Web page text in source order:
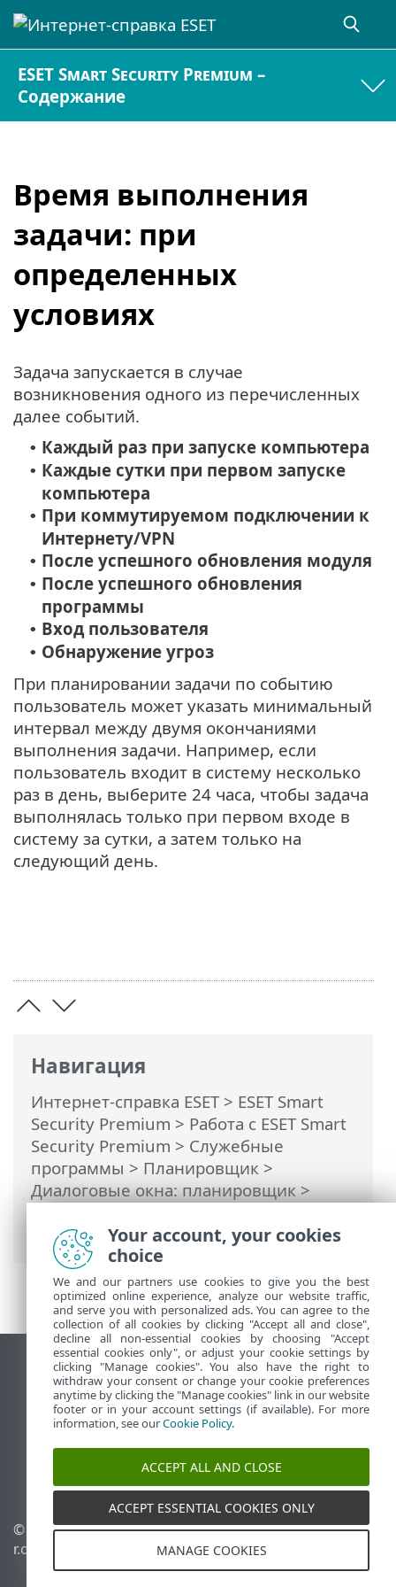
ESET Smart Security Premium –
Содержание
Время выполнения
задачи: при
определенных
условиях
Навигация
Интернет-справка ESET> ESET Smart
Security Premium > Работа с ESET Smart
Security Premium > Служебные
программы > Планировщик >
Диалоговые окна: планировщик >
определенных условиях
Задача запускается в случае
возникновения одного из перечисленных
далее событий.
• Каждый раз при запуске компьютера
• Каждые сутки при первом запуске
компьютера
• При коммутируемом подключении к
Интернету/VPN
• После успешного обновления модуля
• После успешного обновления
программы
• Вход пользователя
• Обнаружение угроз
При планировании задачи по событию
пользователь может указать минимальный
интервал между двумя окончаниями
выполнения задачи. Например, если
пользователь входит в систему несколько
раз в день, выберите 24 часа, чтобы задача
выполнялась только при первом входе в
систему за сутки, а затем только на
следующий день.
Использовать сайт для ПК
End of Life
База знаний ESET
ESET Status Portal
Региональная поддержка
© 1992 - 2025 ESET, spol. s
r.o. - Все права защищены.
Управлять файлами
Политика в отношении
Your account, your cookies
choice
We and our partners use cookies to give you the best
optimized online experience, analyze our website traffic,
and serve you with personalized ads. You can agree to the
collection of all cookies by clicking "Accept all and close",
decline all non-essential cookies by choosing "Accept
essential cookies only", or adjust your cookie settings by
clicking "Manage cookies". You also have the right to
withdraw your consent or change your cookie preferences
anytime by clicking the "Manage cookies" link in our website
footer or in your account settings (if available). For more
information, see ourCookie Policy.
ACCEPT ALL AND CLOSE
ACCEPT ESSENTIAL COOKIES ONLY
MANAGE COOKIES